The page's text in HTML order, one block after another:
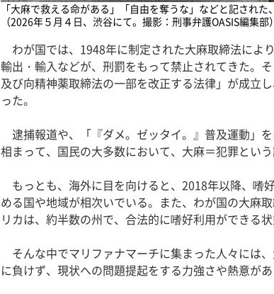
「大麻で救える命がある」「自由を奪うな」などと記され
（2026年５月４日、渋谷にて。撮影：刑事弁護OASIS編集部
わが国では、1948年に制定された大麻取締法によ
輸出・輸入などが、刑罰をもって禁止されてきた。
及び向精神薬取締法の一部を改正する法律」が成立
った。
逮捕報道や、「『ダメ。ゼッタイ。』普及運動」
相まって、国民の大多数において、大麻＝犯罪とい
もっとも、海外に目を向けると、2018年以降、嗜
める国や地域が相次いでいる。また、わが国の大麻
リカは、約半数の州で、合法的に嗜好利用ができる状
そんな中でマリファナマーチに集まった人々には
に負けず、現状への問題提起をする力強さや熱意があ